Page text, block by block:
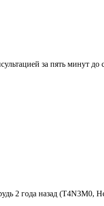
за пять минут до
2 года назад (Т4N3M0,